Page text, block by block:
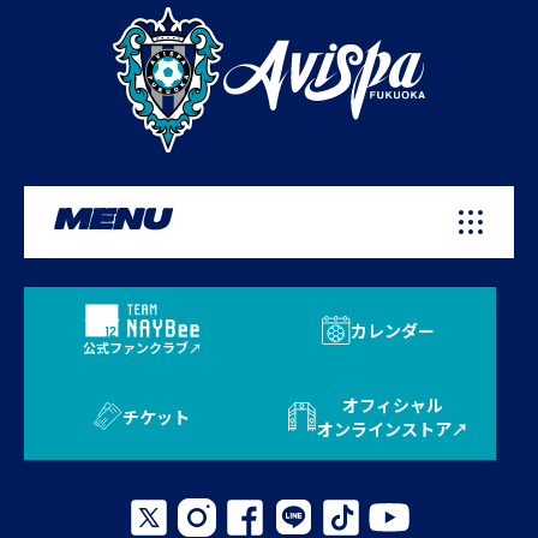
MENU
公式ファンクラブ
カレンダー
チケット
オフィシャル
オンラインストア